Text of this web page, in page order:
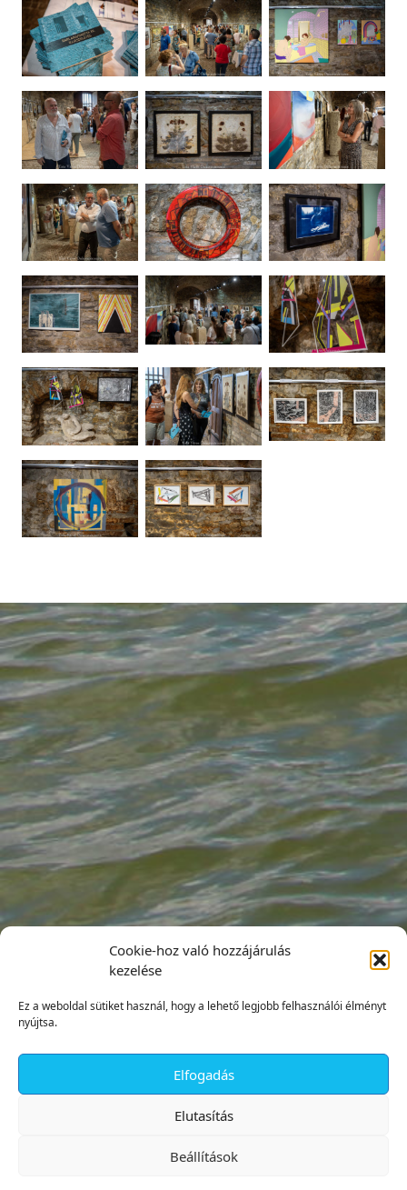
Cookie-hoz való hozzájárulás
kezelése
Ez a weboldal sütiket használ, hogy a lehető legjobb felhasználói élményt
nyújtsa.
Elfogadás
Elutasítás
Beállítások
✕